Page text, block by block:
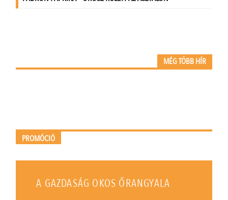
MÉG TÖBB HÍR
PROMÓCIÓ
A GAZDASÁG OKOS ŐRANGYALA